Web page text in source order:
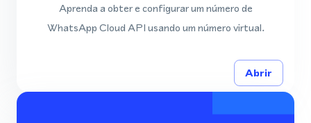
Aprenda a obter e configurar um número de
WhatsApp Cloud API usando um número virtual.
Abrir